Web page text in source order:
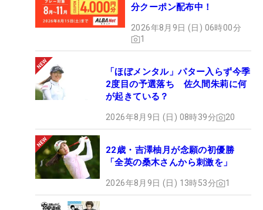
分クーポン配布中！
2026年8月9日 (日) 06時00分
1
「ほぼメンタル」パター入らず今季
2度目の予選落ち 佐久間朱莉に何
が起きている？
2026年8月9日 (日) 08時39分 20
22歳・吉澤柚月が念願の初優勝
「全英の桑木さんから刺激を」
2026年8月9日 (日) 13時53分 1